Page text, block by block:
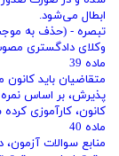
ابطال می‌شود.
تبصره - (حذف به موجب
وکلای دادگستری مصوب 1402/4/11 رئیس قوه
ماده 39
متقاضیان باید
پذیرش، بر اساس
کانون، کارآموزی
ماده 40
منابع سوالات